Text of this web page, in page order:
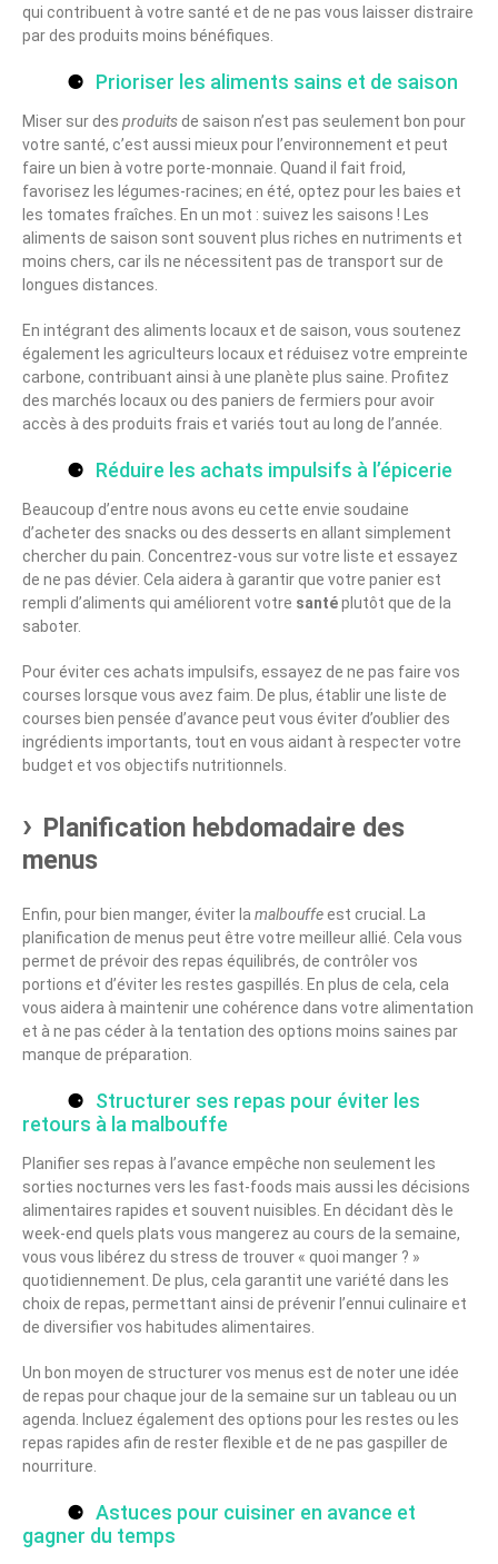
qui contribuent à votre santé et de ne pas vous laisser distraire
par des produits moins bénéfiques.
Prioriser les aliments sains et de saison
Miser sur des produits de saison n’est pas seulement bon pour
votre santé, c’est aussi mieux pour l’environnement et peut
faire un bien à votre porte-monnaie. Quand il fait froid,
favorisez les légumes-racines; en été, optez pour les baies et
les tomates fraîches. En un mot : suivez les saisons ! Les
aliments de saison sont souvent plus riches en nutriments et
moins chers, car ils ne nécessitent pas de transport sur de
longues distances.
En intégrant des aliments locaux et de saison, vous soutenez
également les agriculteurs locaux et réduisez votre empreinte
carbone, contribuant ainsi à une planète plus saine. Profitez
des marchés locaux ou des paniers de fermiers pour avoir
accès à des produits frais et variés tout au long de l’année.
Réduire les achats impulsifs à l’épicerie
Beaucoup d’entre nous avons eu cette envie soudaine
d’acheter des snacks ou des desserts en allant simplement
chercher du pain. Concentrez-vous sur votre liste et essayez
de ne pas dévier. Cela aidera à garantir que votre panier est
rempli d’aliments qui améliorent votre santéplutôt que de la
saboter.
Pour éviter ces achats impulsifs, essayez de ne pas faire vos
courses lorsque vous avez faim. De plus, établir une liste de
courses bien pensée d’avance peut vous éviter d’oublier des
ingrédients importants, tout en vous aidant à respecter votre
budget et vos objectifs nutritionnels.
Planification hebdomadaire des
menus
Enfin, pour bien manger, éviter la malbouffeest crucial. La
planification de menus peut être votre meilleur allié. Cela vous
permet de prévoir des repas équilibrés, de contrôler vos
portions et d’éviter les restes gaspillés. En plus de cela, cela
vous aidera à maintenir une cohérence dans votre alimentation
et à ne pas céder à la tentation des options moins saines par
manque de préparation.
Structurer ses repas pour éviter les
retours à la malbouffe
Planifier ses repas à l’avance empêche non seulement les
sorties nocturnes vers les fast-foods mais aussi les décisions
alimentaires rapides et souvent nuisibles. En décidant dès le
week-end quels plats vous mangerez au cours de la semaine,
vous vous libérez du stress de trouver « quoi manger ? »
quotidiennement. De plus, cela garantit une variété dans les
choix de repas, permettant ainsi de prévenir l’ennui culinaire et
de diversifier vos habitudes alimentaires.
Un bon moyen de structurer vos menus est de noter une idée
de repas pour chaque jour de la semaine sur un tableau ou un
agenda. Incluez également des options pour les restes ou les
repas rapides afin de rester flexible et de ne pas gaspiller de
nourriture.
Astuces pour cuisiner en avance et
gagner du temps